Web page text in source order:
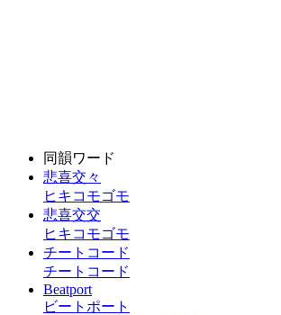
同韻ワード
悲喜交々
ヒキコモゴモ
悲喜交交
ヒキコモゴモ
チートコード
チートコード
Beatport
ビートポート